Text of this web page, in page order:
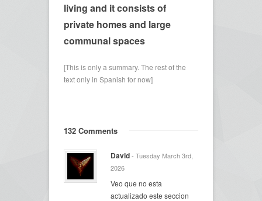
living and it consists of
private homes and large
communal spaces
[This is only a summary. The rest of the
text only in Spanish for now]
132 Comments
David- Tuesday March 3rd,
2026
Veo que no esta
actualizado este seccion